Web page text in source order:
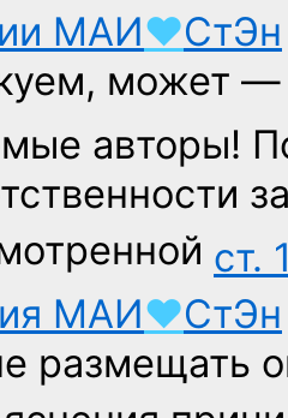
МАИ♥СтЭн
может
авторы!
ст.
МАИ♥СтЭн
размещать